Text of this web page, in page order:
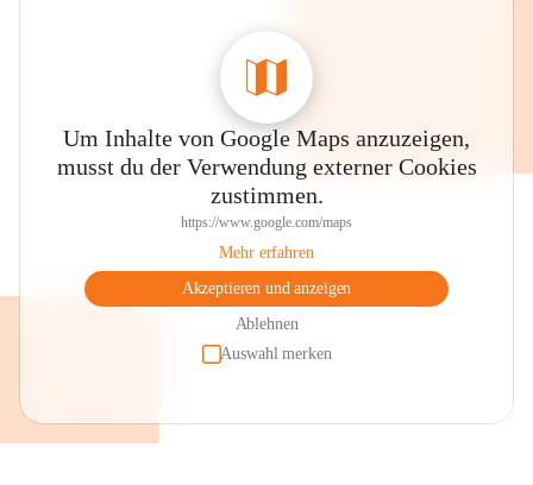
Um Inhalte von Google Maps anzuzeigen,
musst du der Verwendung externer Cookies
zustimmen.
https://www.google.com/maps
Mehr erfahren
Akzeptieren und anzeigen
Ablehnen
Auswahl merken